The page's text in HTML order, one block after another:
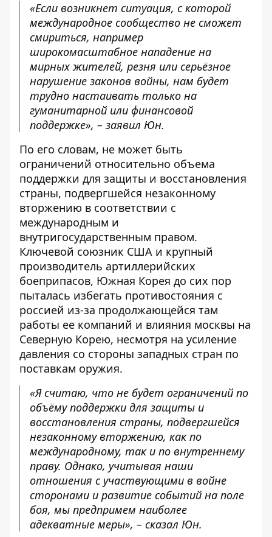
«Если возникнет ситуация, с которой
международное сообщество не сможет
смириться, например
широкомасштабное нападение на
мирных жителей, резня или серьёзное
нарушение законов войны, нам будет
трудно настаивать только на
гуманитарной или финансовой
поддержке», – заявил Юн.
По его словам, не может быть
ограничений относительно объема
поддержки для защиты и восстановления
страны, подвергшейся незаконному
вторжению в соответствии с
международным и
внутригосударственным правом.
Ключевой союзник США и крупный
производитель артиллерийских
боеприпасов, Южная Корея до сих пор
пыталась избегать противостояния с
россией из-за продолжающейся там
работы ее компаний и влияния москвы на
Северную Корею, несмотря на усиление
давления со стороны западных стран по
поставкам оружия.
«Я считаю, что не будет ограничений по
объёму поддержки для защиты и
восстановления страны, подвергшейся
незаконному вторжению, как по
международному, так и по внутреннему
праву. Однако, учитывая наши
отношения с участвующими в войне
сторонами и развитие событий на поле
боя, мы предпримем наиболее
адекватные меры», – сказал Юн.